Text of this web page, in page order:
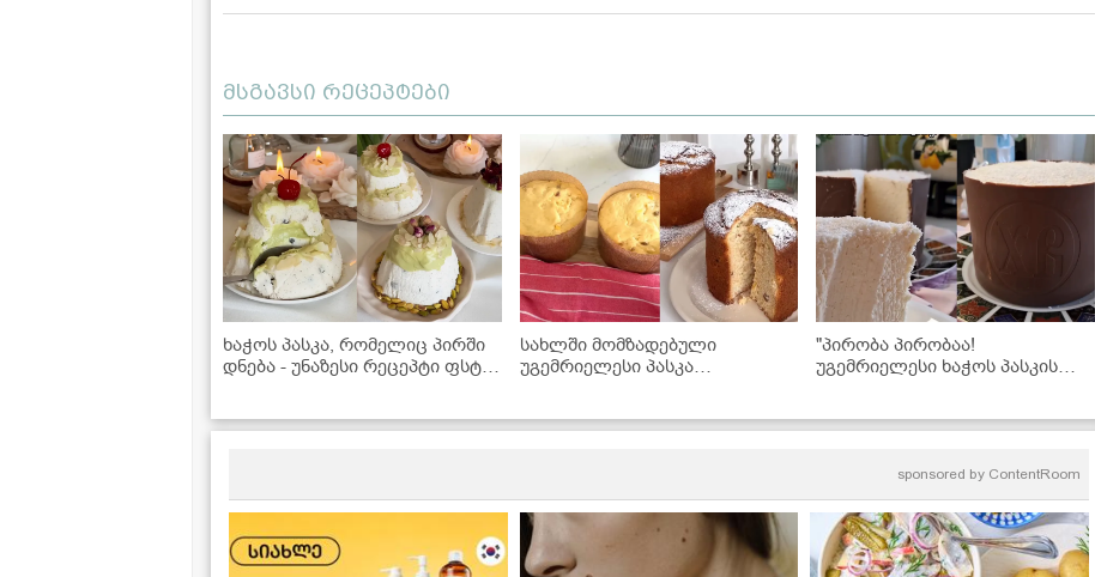
მსგავსი რეცეპტები
ხაჭოს პასკა, რომელიც პირში
დნება - უნაზესი რეცეპტი ფსტის
სახლში მომზადებული
უგემრიელესი პასკა
"პირობა პირობაა!
უგემრიელესი ხაჭოს პასკის
რეცეპტი
sponsored by ContentRoom